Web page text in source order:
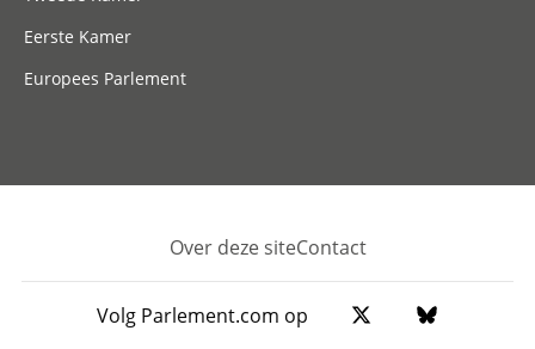
Eerste Kamer
Europees Parlement
Footer
Over deze siteContact
Volg Parlement.com op